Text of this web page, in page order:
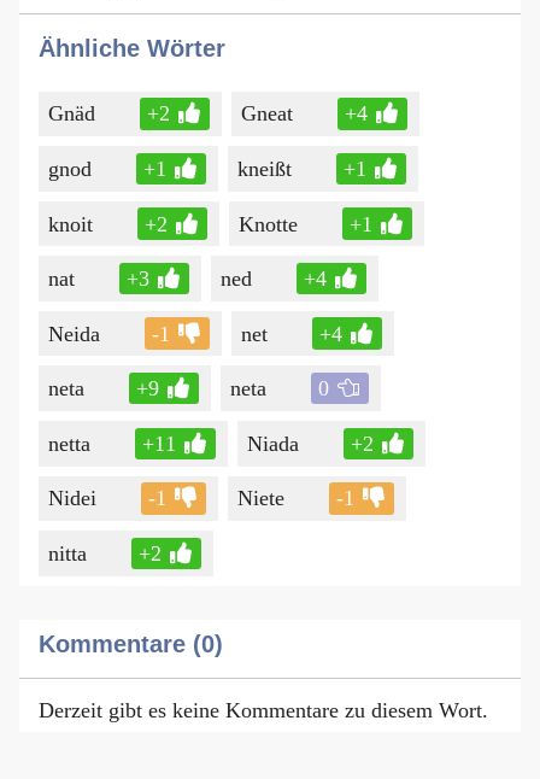
Ähnliche Wörter
Gnäd +2 Gneat +4
gnod +1 kneißt +1
knoit +2 Knotte +1
nat +3 ned +4
Neida -1 net +4
neta +9 neta 0
netta +11 Niada +2
Nidei -1 Niete -1
nitta +2
Kommentare (0)
Derzeit gibt es keine Kommentare zu diesem Wort.